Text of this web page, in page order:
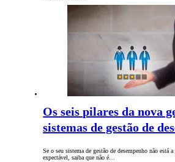
Os seis pilares da nova
sistemas de gestão de
Se o seu sistema de gestão de desempenho não está
expectável, saiba que não é…